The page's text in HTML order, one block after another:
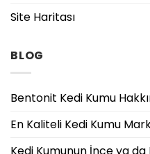
Site Haritası
BLOG
Bentonit Kedi Kumu
En Kaliteli Kedi Kumu
Kedi Kumunun İnce ya da